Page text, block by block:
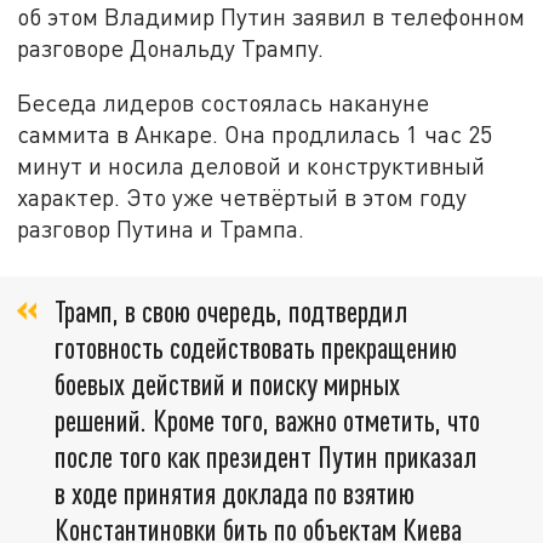
об этом Владимир Путин заявил в телефонном
разговоре Дональду Трампу.
Беседа лидеров состоялась накануне
саммита в Анкаре. Она продлилась 1 час 25
минут и носила деловой и конструктивный
характер. Это уже четвёртый в этом году
разговор Путина и Трампа.
Трамп, в свою очередь, подтвердил
готовность содействовать прекращению
боевых действий и поиску мирных
решений. Кроме того, важно отметить, что
после того как президент Путин приказал
в ходе принятия доклада по взятию
Константиновки бить по объектам Киева